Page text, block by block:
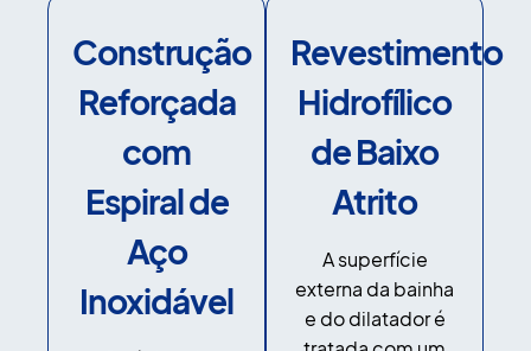
Construção
Reforçada
com
Espiral de
Aço
Inoxidável
Revestimento
Hidrofílico
de Baixo
Atrito
A superfície
externa da bainha
e do dilatador é